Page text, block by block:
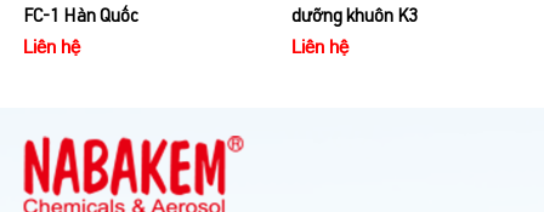
FC-1 Hàn Quốc
Liên hệ
dưỡng khuôn K3
Liên hệ